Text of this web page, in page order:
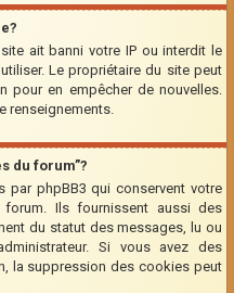
ait banni votre IP ou interdit le
Le propriétaire du site peut
pour en empêcher de nouvelles.
renseignements.
du forum”?
par phpBB3 qui conservent votre
Ils fournissent aussi des
du statut des messages, lu ou
Si vous avez des
la suppression des cookies peut